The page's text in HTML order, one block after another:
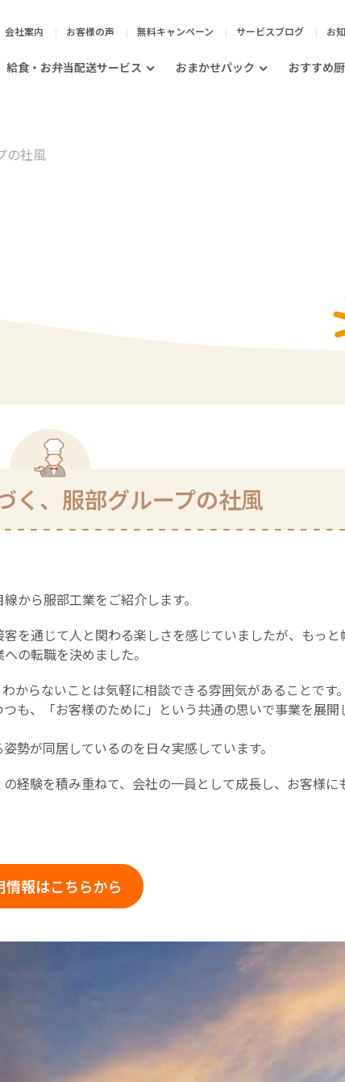
会社案内 お客様の声 無料キャンペーン サービスブログ お
給食・お弁当配送サービス おまかせパック おすすめ
の社風
く、服部グループの社風
から服部工業をご紹介します。
を通じて人と関わる楽しさを感じていましたが、もっと
の転職を決めました。
からないことは気軽に相談できる雰囲気があることです。
も、「お客様のために」という共通の思いで事業を展開
勢が同居しているのを日々実感しています。
経験を積み重ねて、会社の一員として成長し、お客様に
情報はこちらから